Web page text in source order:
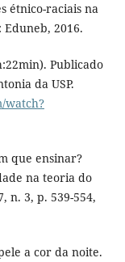
étnico-raciais na
Eduneb, 2016.
Publicado
da USP.
watch?
que ensinar?
na teoria do
n. 3, p. 539-554,
a cor da noite.